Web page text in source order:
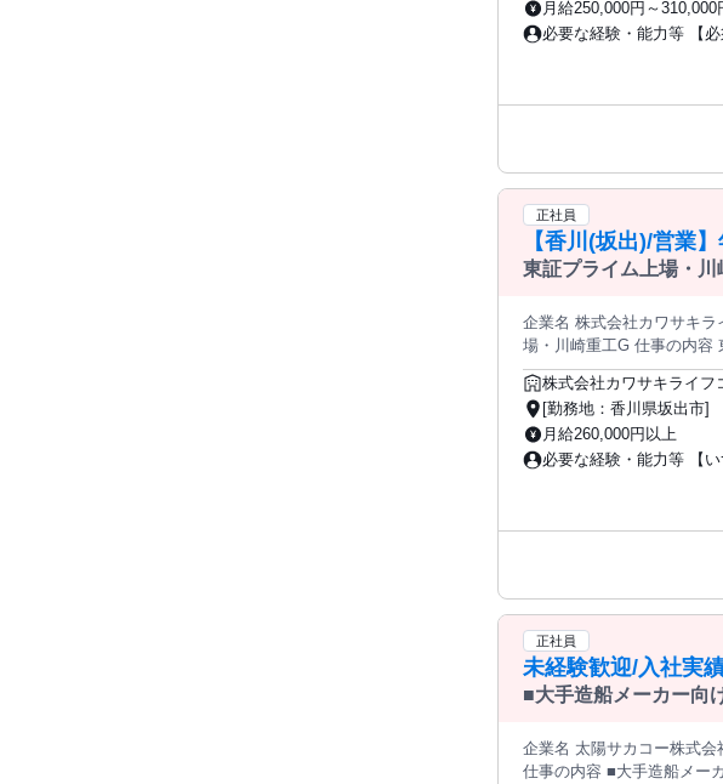
とが出来ます
月給250,000円～310,000
必要な経験・能力等 【
ープをバックボーンに安
部材を筆頭に各種部材
です。また、1年目から
ンからの大型案件（脱炭
す。 学歴・資格 学
正社員
【香川(坂出)/営業
開発
東証プライム上場・
お任せします。
企業名 株式会社カワサキライフコーポレーション 求人名 【香
場・川崎重工G 仕事の内容 東証プライム上場・川崎重工業(株)のグループ会社として、不動産や建設、保険などの事業
を展開し、グループの発展
【詳細】 ■地権者訪問およ
宅地分譲の事業計画立案 ■社内承認
年休125日/残業20時間程度/
株式会社カワサキライフ
[勤務地：香川県坂出市]
月給260,000円以上
必要な経験・能力等 【
援などを展開。グループ
しの基盤整備を担って
ンションの修繕、保険
歴・資格 学歴：大学院
第一種運転免許普通自動車
正社員
未経験歓迎/入社実
料購買
■大手造船メーカー向
します。
企業名 太陽サカコー株式会社 求人名 未経験歓迎/入社実績多数【資材購買/香川県坂出市】転勤無/年休120日/研
仕事の内容 ■大手造船メー